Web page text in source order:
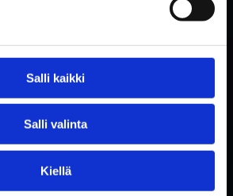
Salli kaikki
Salli valinta
Kiellä
RAKETTITUKKU